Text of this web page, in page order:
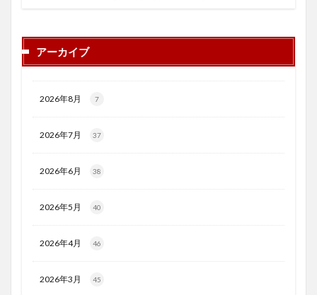
アーカイブ
2026年8月 7
2026年7月 37
2026年6月 38
2026年5月 40
2026年4月 46
2026年3月 45